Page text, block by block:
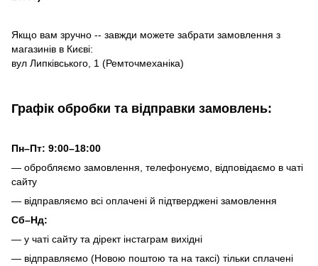
Якщо вам зручно -- завжди можете забрати замовлення з
магазинів в Києві:
вул Липківського, 1 (Ремточмеханіка)
Графік обробки та відправки замовлень:
Пн–Пт: 9:00–18:00
— обробляємо замовлення, телефонуємо, відповідаємо в чаті
сайту
— відправляємо всі оплачені й підтверджені замовлення
Сб–Нд:
— у чаті сайту та дірект інстаграм вихідні
— відправляємо (Новою поштою та на таксі) тільки сплачені